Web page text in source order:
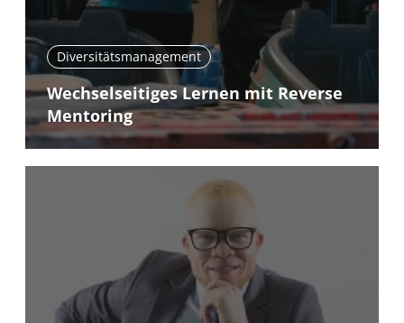
Diversitätsmanagement
Wechselseitiges Lernen mit Reverse
Mentoring